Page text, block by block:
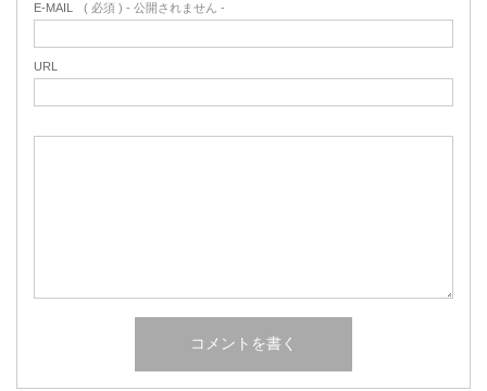
E-MAIL ( 必須 ) - 公開されません -
URL